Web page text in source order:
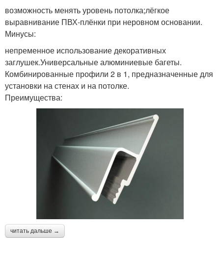
возможность менять уровень потолка;лёгкое
выравнивание ПВХ-плёнки при неровном основании.
Минусы:
непременное использование декоративных
заглушек.Универсальные алюминиевые багеты.
Комбинированные профили 2 в 1, предназначенные для
установки на стенах и на потолке.
Преимущества:
читать дальше →